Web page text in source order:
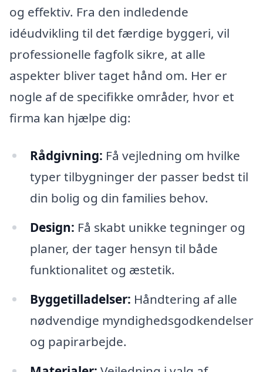
og effektiv. Fra den indledende
idéudvikling til det færdige byggeri, vil
professionelle fagfolk sikre, at alle
aspekter bliver taget hånd om. Her er
nogle af de specifikke områder, hvor et
firma kan hjælpe dig:
Rådgivning: Få vejledning om hvilke
typer tilbygninger der passer bedst til
din bolig og din families behov.
Design: Få skabt unikke tegninger og
planer, der tager hensyn til både
funktionalitet og æstetik.
Byggetilladelser: Håndtering af alle
nødvendige myndighedsgodkendelser
og papirarbejde.